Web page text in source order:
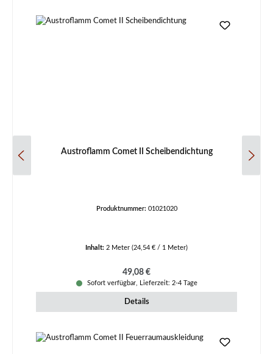
Austroflamm Comet II Scheibendichtung
Produktnummer: 01021020
Inhalt: 2 Meter (24,54 € / 1 Meter)
Regulärer Preis:
49,08 €
Sofort verfügbar, Lieferzeit: 2-4 Tage
Details